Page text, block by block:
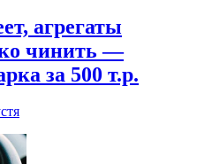
агрегаты
чинить —
за 500 т.р.